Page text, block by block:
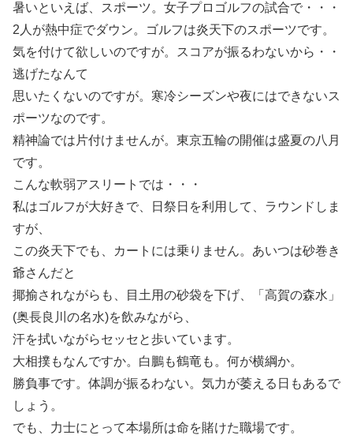
暑いといえば、スポーツ。女子プロゴルフの試合で・・・
2人が熱中症でダウン。ゴルフは炎天下のスポーツです。
気を付けて欲しいのですが。スコアが振るわないから・・
逃げたなんて
思いたくないのですが。寒冷シーズンや夜にはできないス
ポーツなのです。
精神論では片付けませんが。東京五輪の開催は盛夏の八月
です。
こんな軟弱アスリートでは・・・
私はゴルフが大好きで、日祭日を利用して、ラウンドしま
すが、
この炎天下でも、カートには乗りません。あいつは砂巻き
爺さんだと
揶揄されながらも、目土用の砂袋を下げ、「高賀の森水」
(奥長良川の名水)を飲みながら、
汗を拭いながらセッセと歩いています。
大相撲もなんですか。白鵬も鶴竜も。何が横綱か。
勝負事です。体調が振るわない。気力が萎える日もあるで
しょう。
でも、力士にとって本場所は命を賭けた職場です。